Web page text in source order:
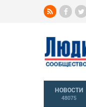
НОВОСТИ
48075